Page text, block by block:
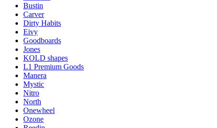
Bustin
Carver
Dirty Habits
Eivy
Goodboards
Jones
KOLD shapes
L1 Premium Goods
Manera
Mystic
Nitro
North
Onewheel
Ozone